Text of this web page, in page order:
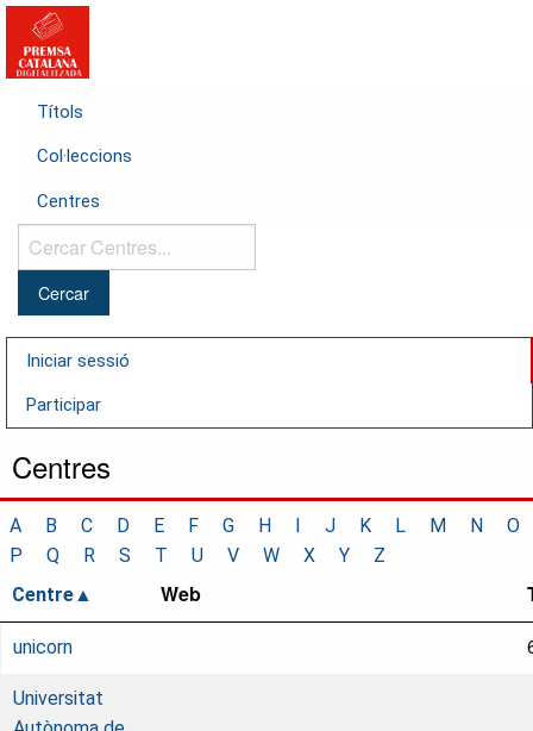
Títols
Col·leccions
Centres
Cercar
Centres...
Iniciar sessió
Participar
Centres
A B C D E F G H I J K L M N
O
P
Q R S T U V W X Y
Z
Centre
Web
unicorn
Universitat